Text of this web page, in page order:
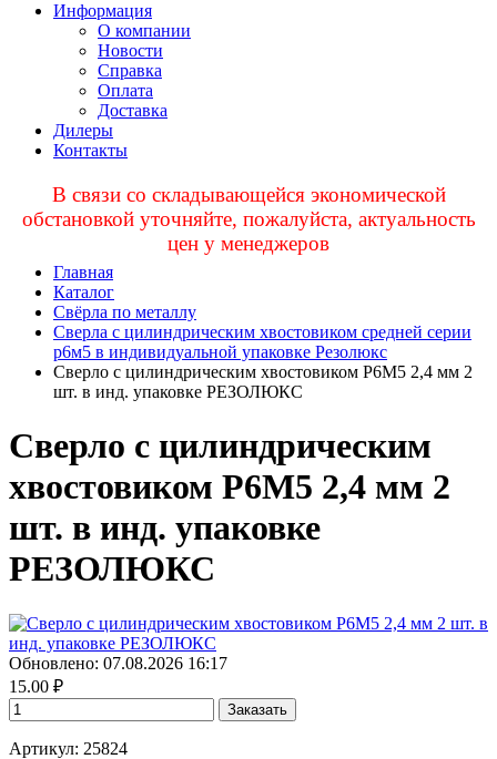
Информация
О компании
Новости
Справка
Оплата
Доставка
Дилеры
Контакты
В связи со складывающейся экономической
обстановкой уточняйте, пожалуйста, актуальность
цен у менеджеров
Главная
Каталог
Свёрла по металлу
Сверла с цилиндрическим хвостовиком средней серии
р6м5 в индивидуальной упаковке Резолюкс
Сверло с цилиндрическим хвостовиком Р6М5 2,4 мм 2
шт. в инд. упаковке РЕЗОЛЮКС
Сверло с цилиндрическим
хвостовиком Р6М5 2,4 мм 2
шт. в инд. упаковке
РЕЗОЛЮКС
Обновлено: 07.08.2026 16:17
15.00 ₽
Заказать
Артикул: 25824